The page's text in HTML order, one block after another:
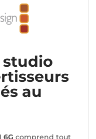
studio
au
6G comprend tout